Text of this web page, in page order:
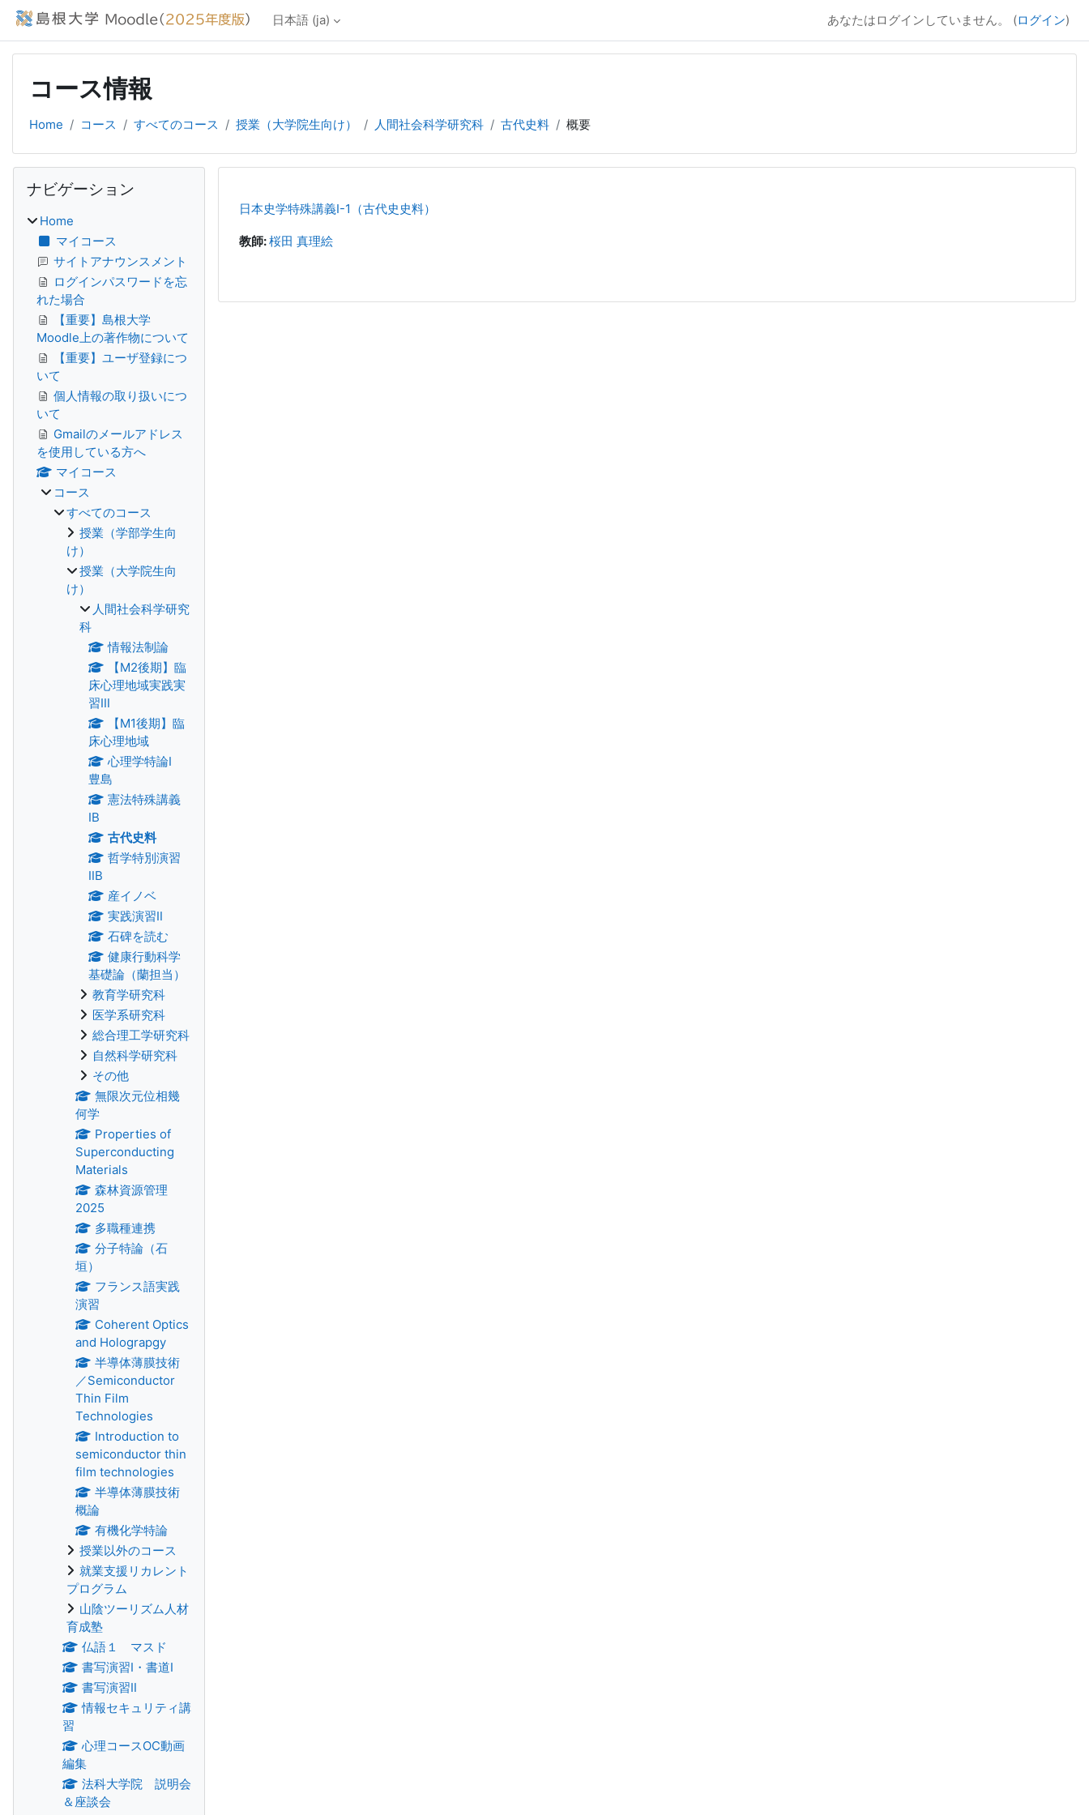
メインコンテンツへスキップする
日本語 ‎(ja)‎ あなたはログインしていません。 (ログイン)
コース情報
Home コース すべてのコース 授業（大学院生向け） 人間社会科学研究科 古代史料 概要
日本史学特殊講義Ⅰ-1（古代史史料）
教師:桜田 真理絵
ブロック
ナビゲーション
Home
マイコース
サイトアナウンスメント
ログインパスワードを忘
れた場合
【重要】島根大学
Moodle上の著作物について
【重要】ユーザ登録につ
いて
個人情報の取り扱いにつ
いて
Gmailのメールアドレス
を使用している方へ
マイコース
コース
すべてのコース
授業（学部学生向
け）
授業（大学院生向
け）
人間社会科学研究
科
情報法制論
【M2後期】臨
床心理地域実践実
習Ⅲ
【M1後期】臨
床心理地域
心理学特論Ⅰ
豊島
憲法特殊講義
IB
古代史料
哲学特別演習
ⅡB
産イノベ
実践演習Ⅱ
石碑を読む
健康行動科学
基礎論（蘭担当）
教育学研究科
医学系研究科
総合理工学研究科
自然科学研究科
その他
無限次元位相幾
何学
Properties of
Superconducting
Materials
森林資源管理
2025
多職種連携
分子特論（石
垣）
フランス語実践
演習
Coherent Optics
and Holograpgy
半導体薄膜技術
／Semiconductor
Thin Film
Technologies
Introduction to
semiconductor thin
film technologies
半導体薄膜技術
概論
有機化学特論
授業以外のコース
就業支援リカレント
プログラム
山陰ツーリズム人材
育成塾
仏語１ マスド
書写演習Ⅰ・書道Ⅰ
書写演習Ⅱ
情報セキュリティ講
習
心理コースOC動画
編集
法科大学院 説明会
＆座談会